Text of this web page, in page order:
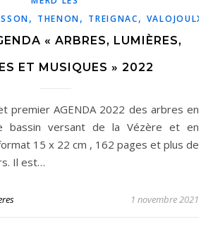
, THENON, TREIGNAC, VALOJOULX
« ARBRES, LUMIÈRES,
ET MUSIQUES » 2022
bassin versant de la Vézère et en
15 x 22 cm , 162 pages et plus de
Il est…
1 novembre 2021